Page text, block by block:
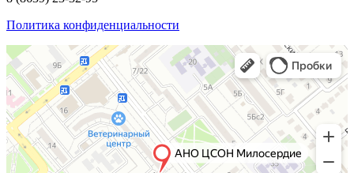
Политика конфиденциальности